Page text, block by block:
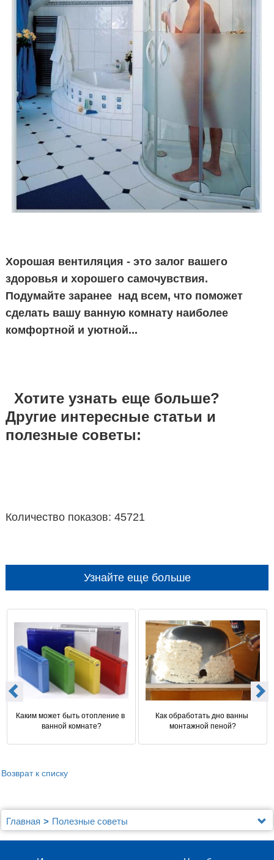
Хорошая вентиляция - это залог вашего
здоровья и хорошего самочувствия.
Подумайте заранее над всем, что поможет
сделать вашу ванную комнату наиболее
комфортной и уютной...
Хотите узнать еще больше?
Другие интересные статьи и
полезные советы:
Количество показов: 45721
Узнайте еще больше
Каким может быть отопление в
ванной комнате?
Как обработать дно ванны
монтажной пеной?
Возврат к списку
Главная Полезные советы